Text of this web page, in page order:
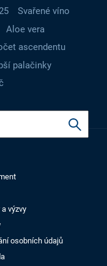
Svařené víno
Aloe vera
ascendentu
palačinky
výzvy
osobních údajů